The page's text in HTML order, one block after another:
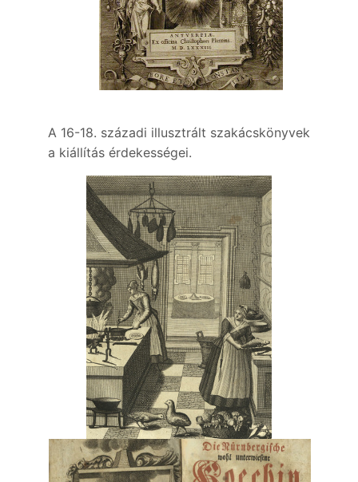
A 16-18. századi illusztrált szakácskönyvek
a kiállítás érdekességei.